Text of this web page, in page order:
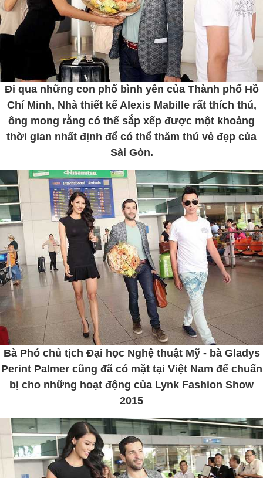
Đi qua những con phố bình yên của Thành phố Hồ
Chí Minh, Nhà thiết kế Alexis Mabille rất thích thú,
ông mong rằng có thể sắp xếp được một khoảng
thời gian nhất định để có thể thăm thú vẻ đẹp của
Sài Gòn.
Bà Phó chủ tịch Đại học Nghệ thuật Mỹ - bà Gladys
Perint Palmer cũng đã có mặt tại Việt Nam để chuẩn
bị cho những hoạt động của Lynk Fashion Show
2015